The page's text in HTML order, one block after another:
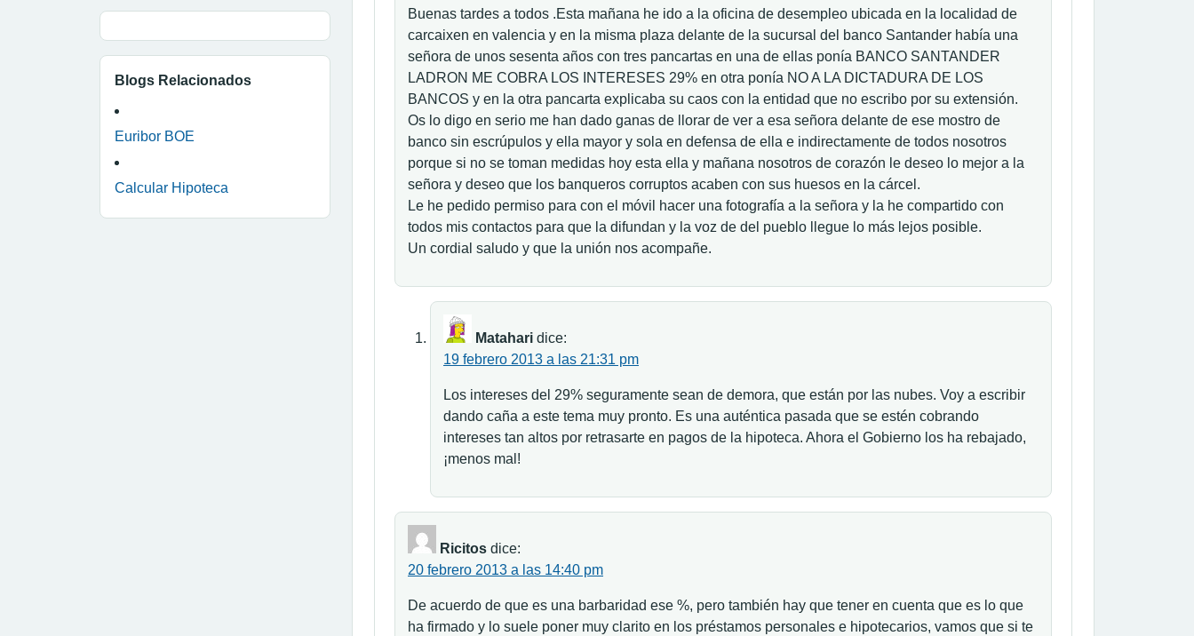
Blogs Relacionados
Euribor BOE
Calcular Hipoteca
Buenas tardes a todos .Esta mañana he ido a la oficina de desempleo ubicada en la localidad de
carcaixen en valencia y en la misma plaza delante de la sucursal del banco Santander había una
señora de unos sesenta años con tres pancartas en una de ellas ponía BANCO SANTANDER
LADRON ME COBRA LOS INTERESES 29% en otra ponía NO A LA DICTADURA DE LOS
BANCOS y en la otra pancarta explicaba su caos con la entidad que no escribo por su extensión.
Os lo digo en serio me han dado ganas de llorar de ver a esa señora delante de ese mostro de
banco sin escrúpulos y ella mayor y sola en defensa de ella e indirectamente de todos nosotros
porque si no se toman medidas hoy esta ella y mañana nosotros de corazón le deseo lo mejor a la
señora y deseo que los banqueros corruptos acaben con sus huesos en la cárcel.
Le he pedido permiso para con el móvil hacer una fotografía a la señora y la he compartido con
todos mis contactos para que la difundan y la voz de del pueblo llegue lo más lejos posible.
Un cordial saludo y que la unión nos acompañe.
Matahari dice:
19 febrero 2013 a las 21:31 pm
Los intereses del 29% seguramente sean de demora, que están por las nubes. Voy a escribir
dando caña a este tema muy pronto. Es una auténtica pasada que se estén cobrando
intereses tan altos por retrasarte en pagos de la hipoteca. Ahora el Gobierno los ha rebajado,
¡menos mal!
Ricitos dice:
20 febrero 2013 a las 14:40 pm
De acuerdo de que es una barbaridad ese %, pero también hay que tener en cuenta que es lo que
ha firmado y lo suele poner muy clarito en los préstamos personales e hipotecarios, vamos que si te